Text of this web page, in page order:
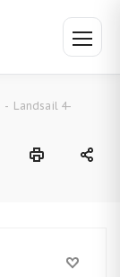
- Landsail 4-